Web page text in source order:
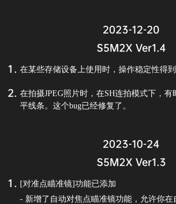
2023-12-20
S5M2X Ver1.4
在某些存储设备上使用时，操作稳定性得到
在拍摄JPEG照片时，在SH连拍模式下，有
平线条。这个bug已经修复了。
2023-10-24
S5M2X Ver1.3
[对准点瞄准镜]功能已添加
- 新增了自动对焦点瞄准镜功能，允许你在